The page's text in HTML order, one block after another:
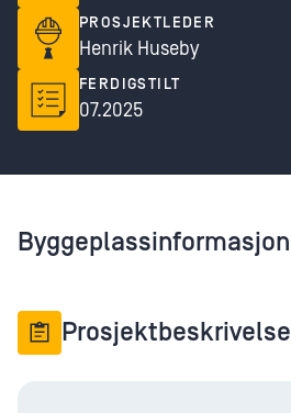
PROSJEKTLEDER
Henrik Huseby
FERDIGSTILT
07.2025
Byggeplassinformasjon
Prosjektbeskrivelse